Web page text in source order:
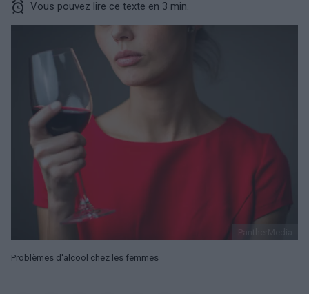
Vous pouvez lire ce texte en 3 min.
Problèmes d'alcool chez les femmes